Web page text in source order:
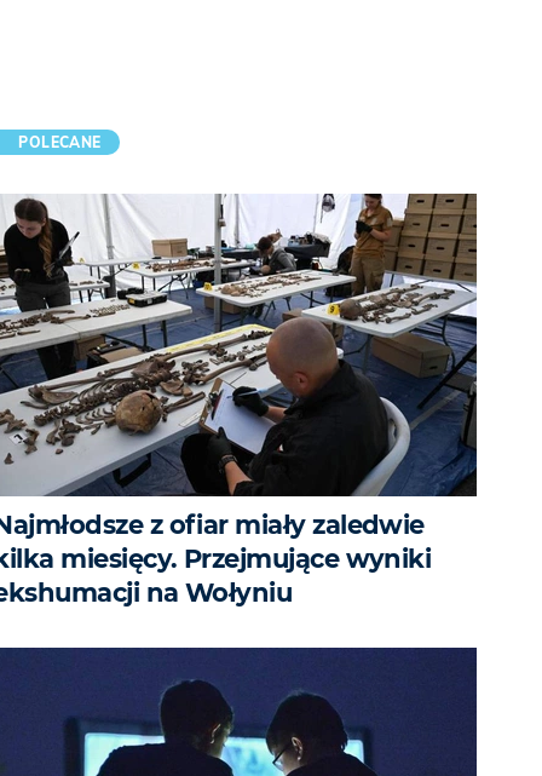
POLECANE
z ofiar miały zaledwie
miesięcy. Przejmujące wyniki
na Wołyniu